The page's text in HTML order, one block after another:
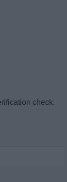
check.